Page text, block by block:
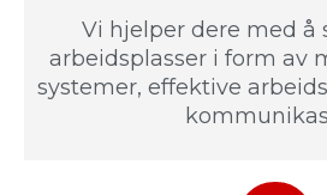
Vi hjelper dere med å
arbeidsplasser i form av
systemer, effektive